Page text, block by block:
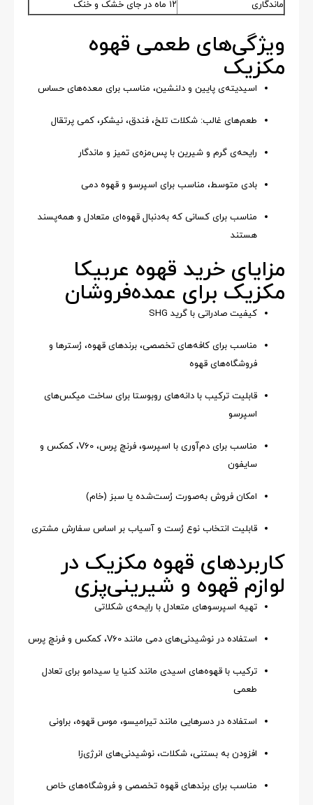
ماندگاری ۱۲ ماه در جای خشک و خنک
ویژگی‌های طعمی قهوه
مکزیک
اسیدیته‌ی پایین و دلنشین، مناسب برای معده‌های حساس
طعم‌های غالب: شکلات تلخ، فندق، نیشکر، کمی پرتقال
رایحه‌ی گرم و شیرین با پس‌مزه‌ی تمیز و ماندگار
بادی متوسط، مناسب برای اسپرسو و قهوه دمی
مناسب برای کسانی که به‌دنبال قهوه‌ای متعادل و همه‌پسند
هستند
مزایای خرید قهوه عربیکا
مکزیک برای عمده‌فروشان
کیفیت صادراتی با گرید SHG
مناسب برای کافه‌های تخصصی، برندهای قهوه، رُسترها و
فروشگاه‌های قهوه
قابلیت ترکیب با دانه‌های روبوستا برای ساخت میکس‌های
اسپرسو
مناسب برای دم‌آوری با اسپرسو، فرنچ پرس، V60، کمکس و
سایفون
امکان فروش به‌صورت رُست‌شده یا سبز (خام)
قابلیت انتخاب نوع رُست و آسیاب بر اساس سفارش مشتری
کاربردهای قهوه مکزیک در
لوازم قهوه و شیرینی‌پزی
تهیه اسپرسوهای متعادل با رایحه‌ی شکلاتی
استفاده در نوشیدنی‌های دمی مانند V60، کمکس و فرنچ پرس
ترکیب با قهوه‌های اسیدی مانند کنیا یا سیدامو برای تعادل
طعمی
استفاده در دسرهایی مانند تیرامیسو، موس قهوه، براونی
افزودن به بستنی، شکلات، نوشیدنی‌های انرژی‌زا
مناسب برای برندهای قهوه تخصصی و فروشگاه‌های خاص